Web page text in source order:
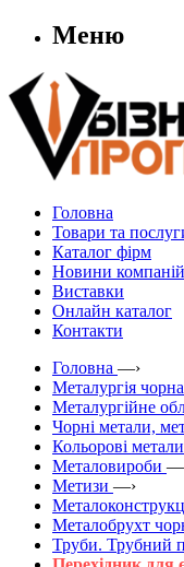
Меню
Головна
Товари та
Каталог фірм
Новини компаній
Виставки
Онлайн каталог
Контакти
Головна —›
Металургія
Металургійне
Чорні метали,
Кольорові
Металовироби
Метизи —›
Металобрухт
Труби. Трубний